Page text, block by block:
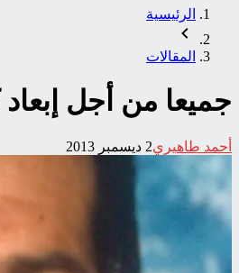
الرئيسية
المقالات
جميعا من أجل
أحمد طاهيري2 ديسمبر 2013